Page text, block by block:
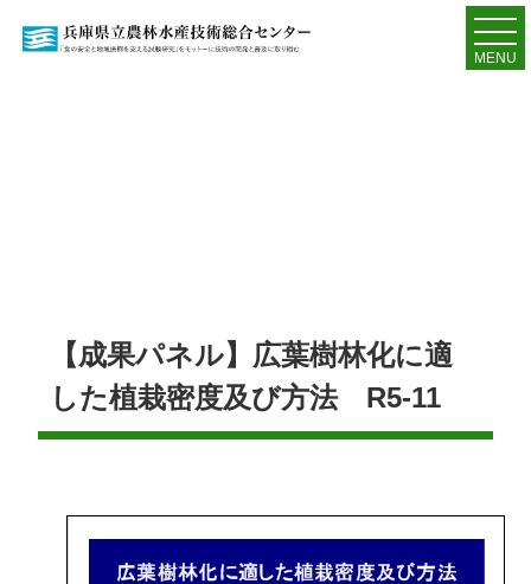
MENU
【成果パネル】広葉樹林化に適
した植栽密度及び方法 R5-11